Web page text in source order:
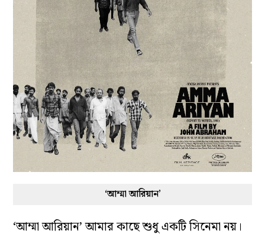
‘আম্মা আরিয়ান’
‘আম্মা আরিয়ান’ আমার কাছে শুধু একটি সিনেমা নয়।